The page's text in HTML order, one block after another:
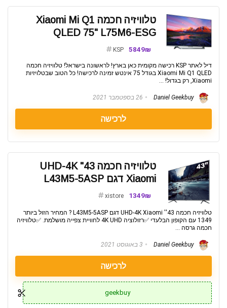
טלוויזיה חכמה Xiaomi Mi Q1
QLED 75" L75M6-ESG
5849₪
KSP
דיל לאתר KSP רכישה מקומית כאן בארץ! לראשונה בישראל! טלוויזיה חכמה
Xiaomi Mi Q1 QLED בגודל 75 אינטש זמינה לרכישה! כל הטוב שבטלויזיות
Xiaomi, רק בגדול! ...
26 בספטמבר 2021
לרכישה
טלוויזיה חכמה 43" UHD-4K
Xiaomi דגם L43M5-5ASP
1349₪
xistore
טלוויזיה חכמה 43'' UHD-4K Xiaomi דגם L43M5-5ASP ? המחיר הזול ביותר
1349 עם הקופון הבלעדי ✅רזולוציה 4K UHD לחוויית צפייה מושלמת. ✅טלוויזיה
חכמה גרסה ...
3 באוגוסט 2021
לרכישה
geekbuy